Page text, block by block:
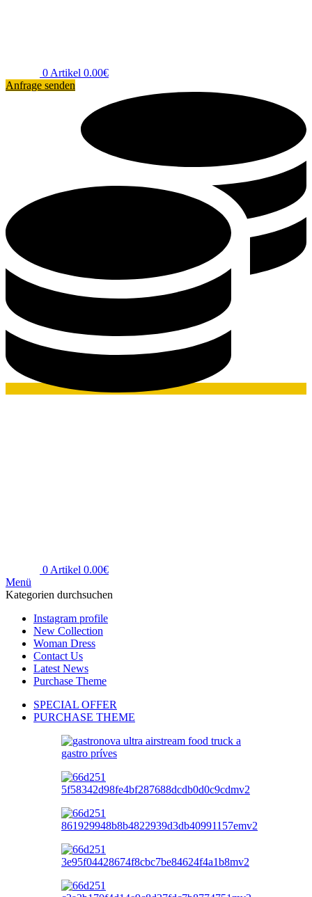
0 Artikel 0.00€
Anfrage senden
0 Artikel 0.00€
Menü
Kategorien durchsuchen
Instagram profile
New Collection
Woman Dress
Contact Us
Latest News
Purchase Theme
SPECIAL OFFER
PURCHASE THEME